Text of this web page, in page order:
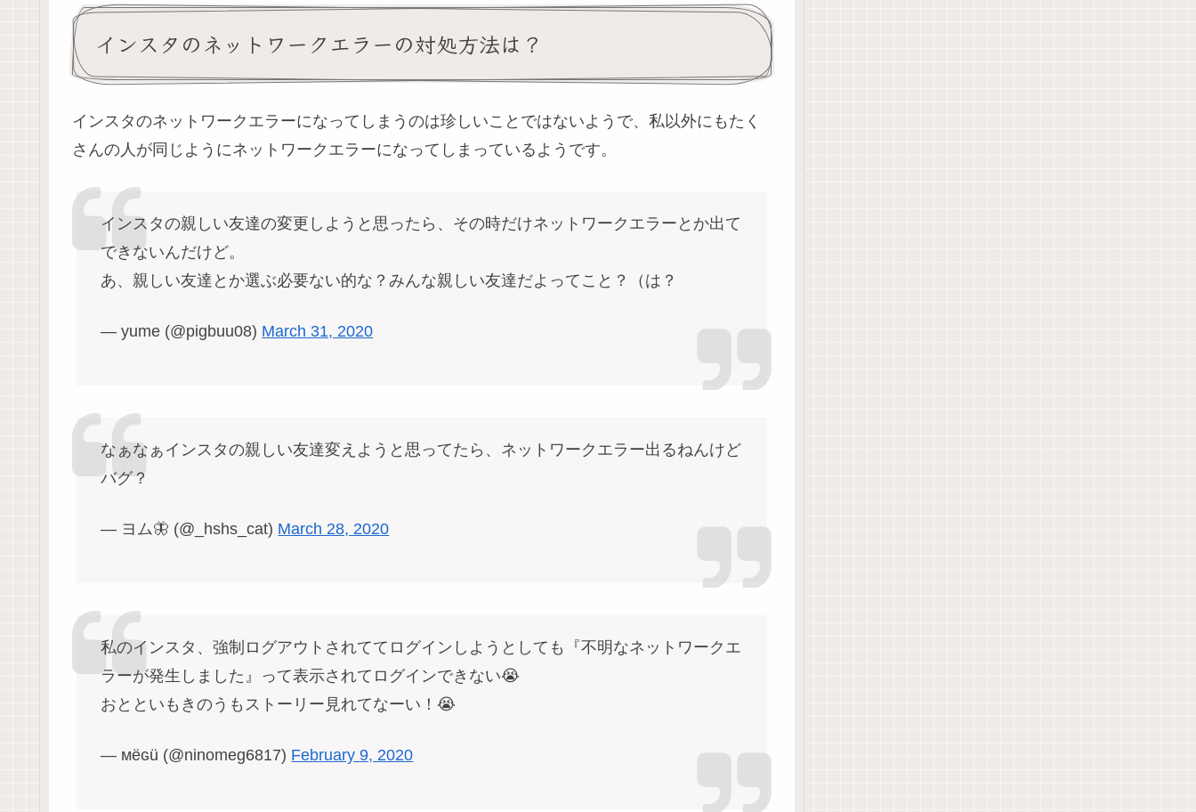
インスタのネットワークエラーの対処方法は？
インスタのネットワークエラーになってしまうのは珍しいことではないようで、私以外にもたく
さんの人が同じようにネットワークエラーになってしまっているようです。
インスタの親しい友達の変更しようと思ったら、その時だけネットワークエラーとか出て
できないんだけど。
あ、親しい友達とか選ぶ必要ない的な？みんな親しい友達だよってこと？（は？
— yume (@pigbuu08) March 31, 2020
なぁなぁインスタの親しい友達変えようと思ってたら、ネットワークエラー出るねんけど
バグ？
— ヨム🦋 (@_hshs_cat) March 28, 2020
私のインスタ、強制ログアウトされててログインしようとしても『不明なネットワークエ
ラーが発生しました』って表示されてログインできない😭
おとといもきのうもストーリー見れてなーい！😭
— мёɢü (@ninomeg6817) February 9, 2020